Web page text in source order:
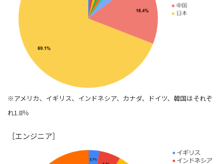
※アメリカ、イギリス、インドネシア、カナダ、ドイツ、韓国はそれぞ
れ1.8％
［エンジニア］